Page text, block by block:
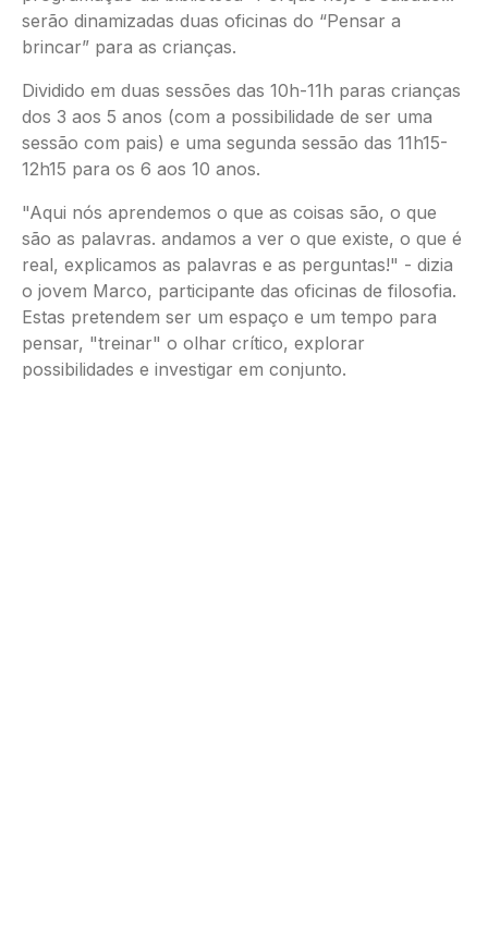
serão dinamizadas duas oficinas do “Pensar a
brincar” para as crianças.
Dividido em duas sessões das 10h-11h paras crianças
dos 3 aos 5 anos (com a possibilidade de ser uma
sessão com pais) e uma segunda sessão das 11h15-
12h15 para os 6 aos 10 anos.
"Aqui nós aprendemos o que as coisas são, o que
são as palavras. andamos a ver o que existe, o que é
real, explicamos as palavras e as perguntas!" - dizia
o jovem Marco, participante das oficinas de filosofia.
Estas pretendem ser um espaço e um tempo para
pensar, "treinar" o olhar crítico, explorar
possibilidades e investigar em conjunto.